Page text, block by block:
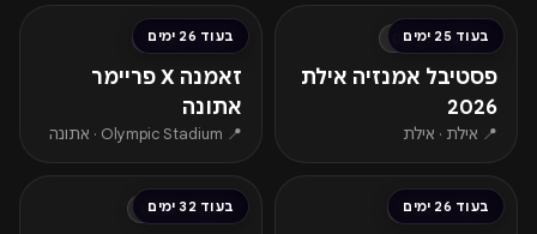
בעוד 25 ימים
חמישי · 03.09
פסטיבל אמנזיה אילת
2026
📍 אילת · אילת
בעוד 26 ימים
שישי · 04.09
זאמנה X פריימר
אתונה
📍 Olympic Stadium · אתונה
בעוד 26 ימים
שישי · 04.09 בעוד 32 ימים
חמישי · 10.09